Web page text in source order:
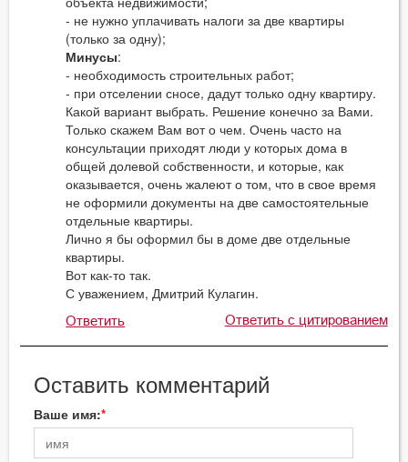
- не нужно уплачивать налоги за две квартиры
(только за одну);
Минусы:
- необходимость строительных работ;
- при отселении сносе, дадут только одну квартиру.
Какой вариант выбрать. Решение конечно за Вами.
Только скажем Вам вот о чем. Очень часто на
консультации приходят люди у которых дома в
общей долевой собственности, и которые, как
оказывается, очень жалеют о том, что в свое время
не оформили документы на две самостоятельные
отдельные квартиры.
Лично я бы оформил бы в доме две отдельные
квартиры.
Вот как-то так.
С уважением, Дмитрий Кулагин.
Ответить Ответить с цитированием
Оставить комментарий
Ваше имя: